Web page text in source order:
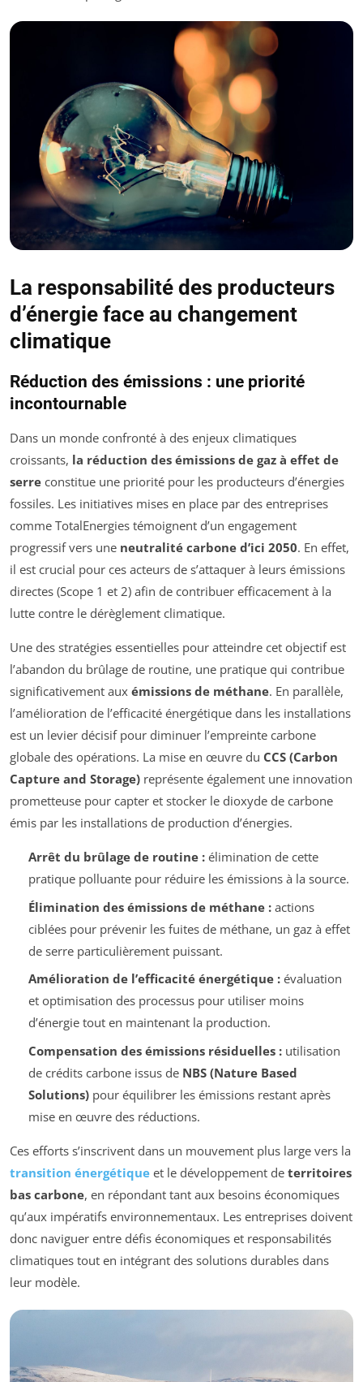
La responsabilité des producteurs
d’énergie face au changement
climatique
Réduction des émissions : une priorité
incontournable
Dans un monde confronté à des enjeux climatiques
croissants, la réduction des émissions de gaz à effet de
serre constitue une priorité pour les producteurs d’énergies
fossiles. Les initiatives mises en place par des entreprises
comme TotalEnergies témoignent d’un engagement
progressif vers une neutralité carbone d’ici 2050. En effet,
il est crucial pour ces acteurs de s’attaquer à leurs émissions
directes (Scope 1 et 2) afin de contribuer efficacement à la
lutte contre le dérèglement climatique.
Une des stratégies essentielles pour atteindre cet objectif est
l’abandon du brûlage de routine, une pratique qui contribue
significativement aux émissions de méthane. En parallèle,
l’amélioration de l’efficacité énergétique dans les installations
est un levier décisif pour diminuer l’empreinte carbone
globale des opérations. La mise en œuvre du CCS (Carbon
Capture and Storage) représente également une innovation
prometteuse pour capter et stocker le dioxyde de carbone
émis par les installations de production d’énergies.
Arrêt du brûlage de routine :élimination de cette
pratique polluante pour réduire les émissions à la source.
Élimination des émissions de méthane :actions
ciblées pour prévenir les fuites de méthane, un gaz à effet
de serre particulièrement puissant.
Amélioration de l’efficacité énergétique :évaluation
et optimisation des processus pour utiliser moins
d’énergie tout en maintenant la production.
Compensation des émissions résiduelles :utilisation
de crédits carbone issus de NBS (Nature Based
Solutions)pour équilibrer les émissions restant après
mise en œuvre des réductions.
Ces efforts s’inscrivent dans un mouvement plus large vers la
transition énergétique et le développement de territoires
bas carbone, en répondant tant aux besoins économiques
qu’aux impératifs environnementaux. Les entreprises doivent
donc naviguer entre défis économiques et responsabilités
climatiques tout en intégrant des solutions durables dans
leur modèle.